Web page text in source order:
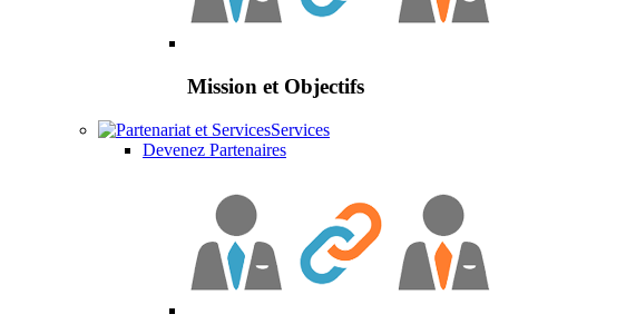
Mission et Objectifs
Services
Devenez Partenaires